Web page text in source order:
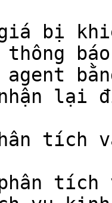
giá bị
thông
agent
lại
tích